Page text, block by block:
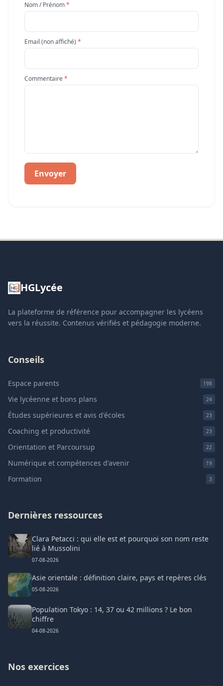
Nom / Prénom*
Email (non affiché) *
Commentaire*
Envoyer
HGLycée
La plateforme de référence pour accompagner les lycéens
vers la réussite. Contenus vérifiés et pédagogie moderne.
Conseils
Espace parents 198
Vie lycéenne et bons plans 24
Études supérieures et avis d'écoles 23
Coaching et productivité 23
Orientation et Parcoursup 22
Numérique et compétences d'avenir 19
Formation 3
Dernières ressources
Clara Petacci : qui elle est et pourquoi son nom reste
lié à Mussolini
07-08-2026
Asie orientale : définition claire, pays et repères clés
05-08-2026
Population Tokyo : 14, 37 ou 42 millions ? Le bon
chiffre
04-08-2026
Nos exercices